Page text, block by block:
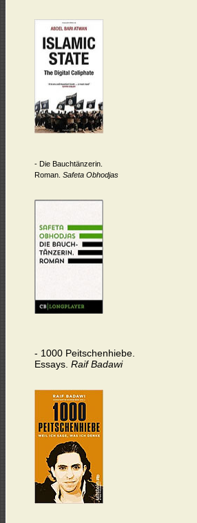
- Die Bauchtänzerin.
Roman. Safeta Obhodjas
- 1000 Peitschenhiebe.
Essays. Raif Badawi